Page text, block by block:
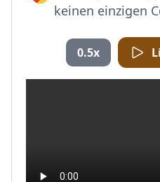
keinen einzigen
0.5x